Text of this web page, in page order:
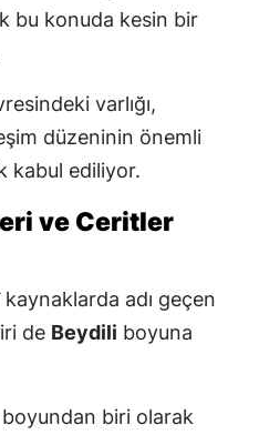
bu konuda kesin bir
varlığı,
düzeninin önemli
kabul ediliyor.
ve Ceritler
adı geçen
de Beydili boyuna
biri olarak